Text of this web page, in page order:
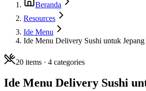
Beranda
Resources
Ide Menu
Ide Menu Delivery Sushi untuk Jepang
20 items · 4 categories
Ide Menu Delivery Sushi